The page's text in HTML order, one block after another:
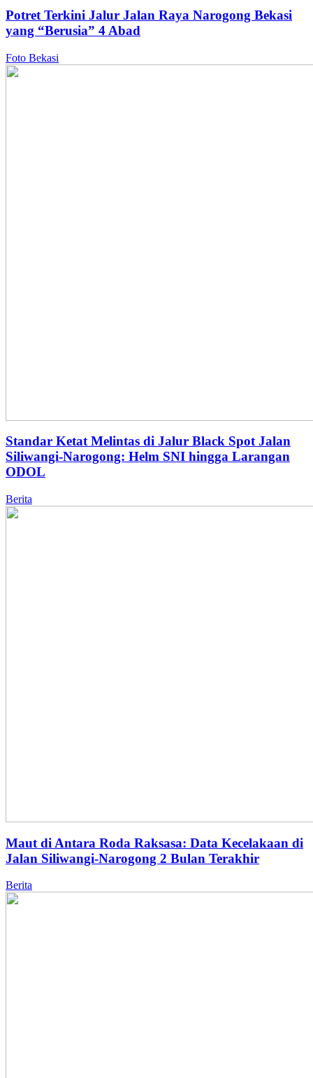
Potret Terkini Jalur Jalan Raya Narogong Bekasi
yang “Berusia” 4 Abad
Foto Bekasi
Standar Ketat Melintas di Jalur Black Spot Jalan
Siliwangi-Narogong: Helm SNI hingga Larangan
ODOL
Berita
Maut di Antara Roda Raksasa: Data Kecelakaan di
Jalan Siliwangi-Narogong 2 Bulan Terakhir
Berita